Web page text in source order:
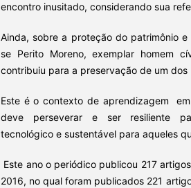
encontro inusitado, considerando sua
Ainda, sobre a proteção do patrimônio
se Perito Moreno, exemplar homem
contribuiu para a preservação de um
Este é o contexto de aprendizagem
deve perseverar e ser resiliente
tecnológico e sustentável para aqueles
Este ano o periódico publicou 217
2016, no qual foram publicados 221